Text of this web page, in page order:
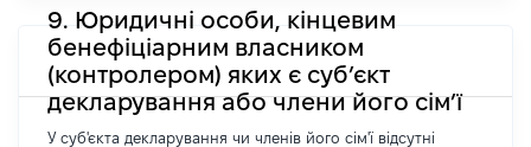
9. Юридичні особи, кінцевим
бенефіціарним власником
(контролером) яких є суб’єкт
декларування або члени його сім’ї
У суб'єкта декларування чи членів його сім'ї відсутні